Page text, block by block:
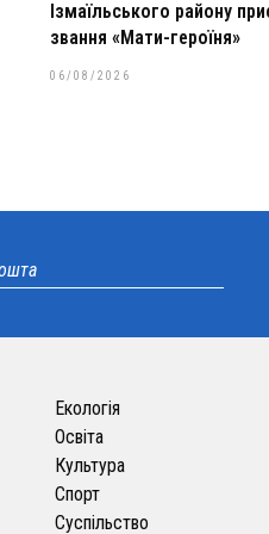
Ізмаїльського району
звання «Мати-героїня»
06/08/2026
Екологія
Освіта
Культура
Спорт
Суспільство